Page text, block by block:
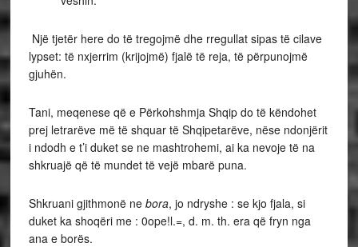
Një tjetër here do të tregojmë dhe rregullat sipas të cilave
lypset: të nxjerrim (krijojmë) fjalë të reja, të përpunojmë
gjuhën.
Tani, meqenese që e Përkohshmja Shqip do të këndohet
prej letrarëve më të shquar të Shqipetarëve, nëse ndonjërit
i ndodh e t’i duket se ne mashtrohemi, ai ka nevoje të na
shkruajë që të mundet të vejë mbarë puna.
Shkruani gjithmonë ne bora, jo ndryshe : se kjo fjala, si
duket ka shoqëri me : 0ope!l.=, d. m. th. era që fryn nga
ana e borës.